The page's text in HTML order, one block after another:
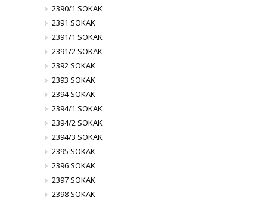
2390/1 SOKAK
2391 SOKAK
2391/1 SOKAK
2391/2 SOKAK
2392 SOKAK
2393 SOKAK
2394 SOKAK
2394/1 SOKAK
2394/2 SOKAK
2394/3 SOKAK
2395 SOKAK
2396 SOKAK
2397 SOKAK
2398 SOKAK